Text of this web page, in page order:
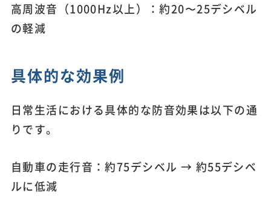
高周波音（1000Hz以上）：約20〜25デシベル
の軽減
具体的な効果例
日常生活における具体的な防音効果は以下の通
りです。
自動車の走行音：約75デシベル → 約55デシベ
ルに低減